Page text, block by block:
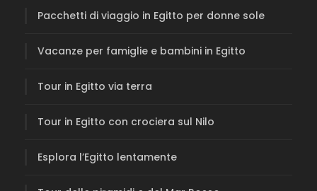
Pacchetti di viaggio in Egitto per donne sole
Vacanze per famiglie e bambini in Egitto
Tour in Egitto via terra
Tour in Egitto con crociera sul Nilo
Esplora l’Egitto lentamente